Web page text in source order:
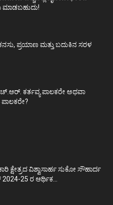
ಪ್ರಯಾಣ ಮತ್ತು ಬದುಕಿನ ಸರಳ
ಕರ್ತವ್ಯ ಪಾಲಕರೇ ಅಥವಾ
ಕ್ಷೇತ್ರದ ವಿಶ್ವಾಸಾರ್ಹ ಸುಕೋ ಸೌಹಾರ್ದ
2024-25 ರ ಆರ್ಥಿಕ...